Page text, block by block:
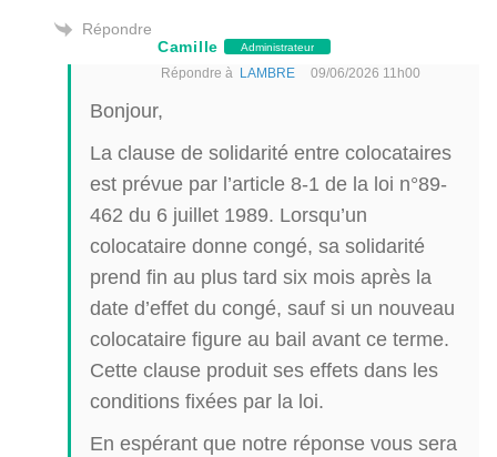
Répondre
Camille
Administrateur
Répondre à LAMBRE 09/06/2026 11h00
Bonjour,
La clause de solidarité entre colocataires
est prévue par l’article 8-1 de la loi n°89-
462 du 6 juillet 1989. Lorsqu’un
colocataire donne congé, sa solidarité
prend fin au plus tard six mois après la
date d’effet du congé, sauf si un nouveau
colocataire figure au bail avant ce terme.
Cette clause produit ses effets dans les
conditions fixées par la loi.
En espérant que notre réponse vous sera